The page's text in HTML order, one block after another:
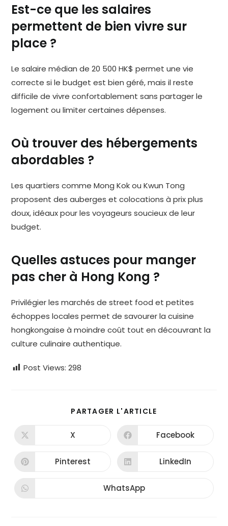
Est-ce que les salaires
permettent de bien vivre sur
place ?
Le salaire médian de 20 500 HK$ permet une vie
correcte si le budget est bien géré, mais il reste
difficile de vivre confortablement sans partager le
logement ou limiter certaines dépenses.
Où trouver des hébergements
abordables ?
Les quartiers comme Mong Kok ou Kwun Tong
proposent des auberges et colocations à prix plus
doux, idéaux pour les voyageurs soucieux de leur
budget.
Quelles astuces pour manger
pas cher à Hong Kong ?
Privilégier les marchés de street food et petites
échoppes locales permet de savourer la cuisine
hongkongaise à moindre coût tout en découvrant la
culture culinaire authentique.
Post Views: 298
PARTAGER L'ARTICLE
CONTENU
Ouvrir
autre
fenêtre
X Ouvrir
autre
fenêtre
Facebook
Ouvrir
Pinterest Ouvrir
LinkedIn
Ouvrir
WhatsApp